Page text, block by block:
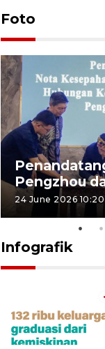
Foto
Pengzhou
24 June 2026
Infografik